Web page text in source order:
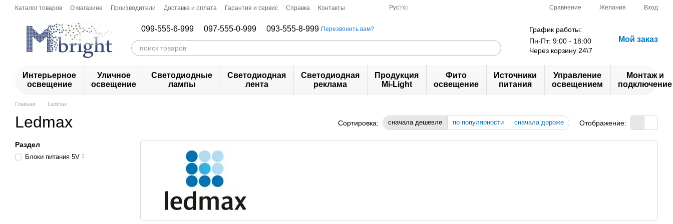
Перейти к основному контенту
Каталог товаров О магазине Производители Доставка и оплата Гарантия и сервис Справка Контакты РусУкр Сравнение Желания Вход
099-555-6-999 097-555-0-999 093-555-8-999 Перезвонить вам?
График работы:
Пн-Пт: 9:00 - 18:00
Через корзину 24\7
Мой заказ
Интерьерное
освещение
Уличное
освещение
Светодиодные
лампы
Светодиодная
лента
Светодиодная
реклама
Продукция
Mi-Light
Фито
освещение
Источники
питания
Управление
освещением
Монтаж и
подключение
Главная Ledmax
Ledmax Сортировка: сначала дешевле по популярности сначала дороже Отображение:
Раздел
Блоки питания 5V 1